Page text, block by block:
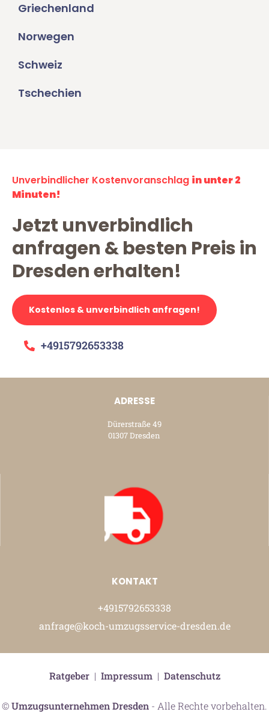
Griechenland
Norwegen
Schweiz
Tschechien
Unverbindlicher Kostenvoranschlag in unter 2
Minuten!
Jetzt unverbindlich
anfragen & besten Preis in
Dresden erhalten!
Kostenlos & unverbindlich anfragen!
+4915792653338
ADRESSE
Dürerstraße 49
01307 Dresden
KONTAKT
+4915792653338
anfrage@koch-umzugsservice-dresden.de
©Umzugsunternehmen Dresden - Alle Rechte vorbehalten.
Ratgeber| Impressum| Datenschutz